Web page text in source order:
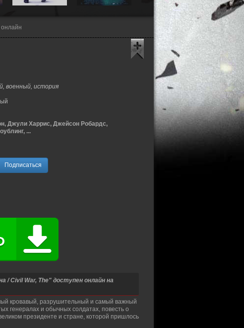
онлайн
/ Civil War, The" доступен онлайн на
кровавый, разрушительный и самый важный
генералах и обычных солдатах, повесть о
президенте и стране, которой пришлось
военный, история
Джули Харрис, Джейсон Робардс,
...
Подписаться